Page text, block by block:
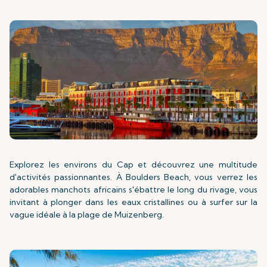
Explorez les environs du Cap et découvrez une multitude
d'activités passionnantes. À Boulders Beach, vous verrez les
adorables manchots africains s'ébattre le long du rivage, vous
invitant à plonger dans les eaux cristallines ou à surfer sur la
vague idéale à la plage de Muizenberg.